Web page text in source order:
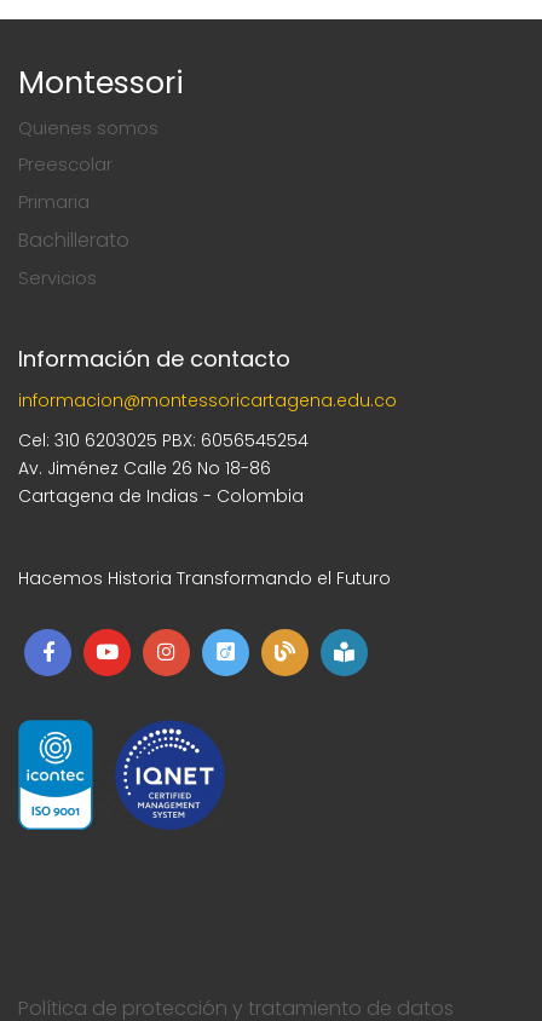
Montessori
Quienes somos
Preescolar
Primaria
Bachillerato
Servicios
Información de contacto
informacion@montessoricartagena.edu.co
Cel: 310 6203025 PBX: 6056545254
Av. Jiménez Calle 26 No 18-86
Cartagena de Indias - Colombia
Hacemos Historia Transformando el Futuro
Política de protección y tratamiento de datos